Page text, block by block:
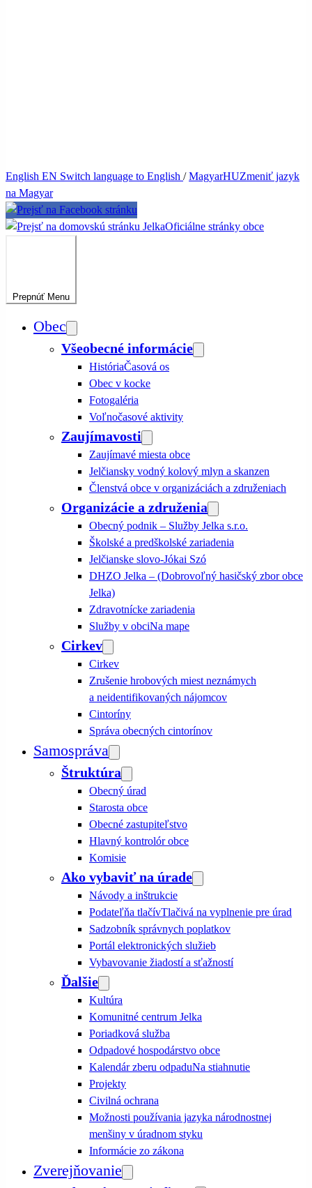
English EN Switch language to English /MagyarHUZmeniť jazyk
na Magyar
JelkaOficiálne stránky obce
Prepnúť Menu
Obec
Všeobecné informácie
HistóriaČasová os
Obec v kocke
Fotogaléria
Voľnočasové aktivity
Zaujímavosti
Zaujímavé miesta obce
Jelčiansky vodný kolový mlyn a skanzen
Členstvá obce v organizáciách a združeniach
Organizácie a združenia
Obecný podnik – Služby Jelka s.r.o.
Školské a predškolské zariadenia
Jelčianske slovo-Jókai Szó
DHZO Jelka – (Dobrovoľný hasičský zbor obce
Jelka)
Zdravotnícke zariadenia
Služby v obciNa mape
Cirkev
Cirkev
Zrušenie hrobových miest neznámych
a neidentifikovaných nájomcov
Cintoríny
Správa obecných cintorínov
Samospráva
Štruktúra
Obecný úrad
Starosta obce
Obecné zastupiteľstvo
Hlavný kontrolór obce
Komisie
Ako vybaviť na úrade
Návody a inštrukcie
Podateľňa tlačívTlačivá na vyplnenie pre úrad
Sadzobník správnych poplatkov
Portál elektronických služieb
Vybavovanie žiadostí a sťažností
Ďalšie
Kultúra
Komunitné centrum Jelka
Poriadková služba
Odpadové hospodárstvo obce
Kalendár zberu odpaduNa stiahnutie
Projekty
Civilná ochrana
Možnosti používania jazyka národnostnej
menšiny v úradnom styku
Informácie zo zákona
Zverejňovanie